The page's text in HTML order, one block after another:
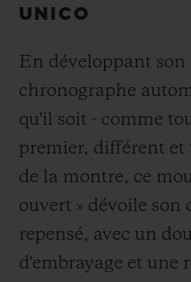
UNICO
En développant
chronographe
qu'il soit - comme
premier, différent et
de la montre, ce
ouvert » dévoile son
repensé, avec un
d'embrayage et une